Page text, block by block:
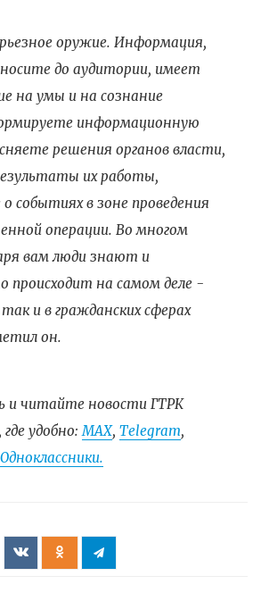
оружие. Информация,
до аудитории, имеет
на умы и на сознание
информационную
решения органов власти,
их работы,
событиях в зоне проведения
операции. Во многом
вам люди знают и
на самом деле -
и в гражданских сферах
он.
и читайте новости ГТРК
удобно: МАХ, Telegram,
Одноклассники.